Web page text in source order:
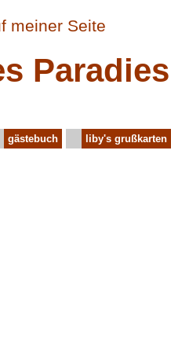
meiner Seite
gästebuch liby's grußkarten